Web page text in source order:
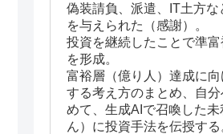
偽装請負、派遣、IT土方な
を与えられた（感謝）。
投資を継続したことで準
を形成。
富裕層（億り人）達成に
する考え方のまとめ、自
めて、生成AIで召喚した
ん）に投資手法を伝授する